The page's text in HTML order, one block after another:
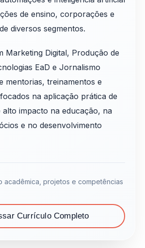
de ensino, corporações e
diversos segmentos.
Marketing Digital, Produção de
EaD e Jornalismo
mentorias, treinamentos e
na aplicação prática de
alto impacto na educação, na
e no desenvolvimento
acadêmica, projetos e competências
Currículo Completo